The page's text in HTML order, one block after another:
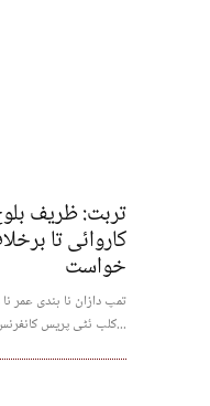
تربت: ظریف
کاروائی تا
خواست
تمپ دازان نا ہندی عمر
کلب ئٹی پریس کانفرنس کریسہ پاریر...